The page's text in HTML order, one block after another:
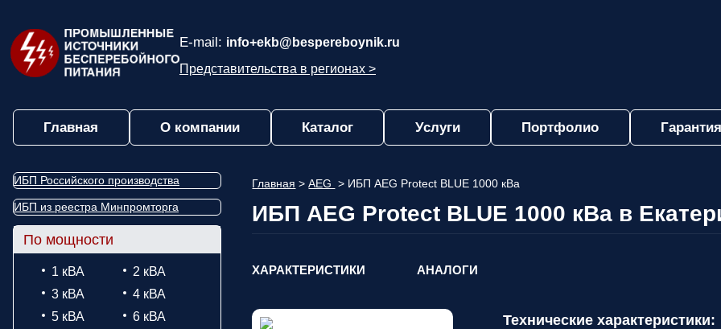
E-mail: info+ekb@bespereboynik.ru
Представительства в регионах >
Главная О компании Каталог Услуги Портфолио
ИБП Российского производства
ИБП из реестра Минпромторга
По мощности
1 кВА
2 кВА
3 кВА
4 кВА
5 кВА
6 кВА
Главная > AEG > ИБП AEG Protect BLUE 1000 кВа
ИБП AEG Protect BLUE 1000 кВа в
ХАРАКТЕРИСТИКИ АНАЛОГИ
Технические характеристики: